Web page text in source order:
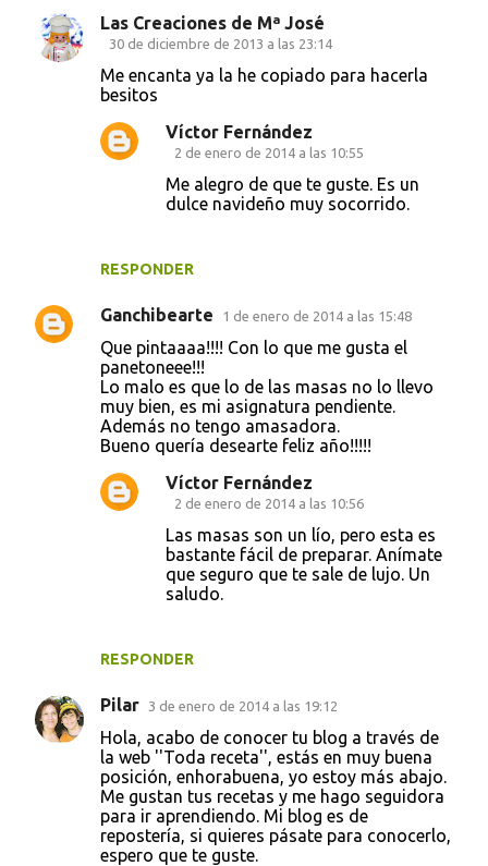
C
o
s
Las Creaciones de Mª José
30 de diciembre de 2013 a las 23:14
Me encanta ya la he copiado para hacerla
besitos
RESPONDER
Víctor Fernández
2 de enero de 2014 a las 10:55
Me alegro de que te guste. Es un
dulce navideño muy socorrido.
Ganchibearte 1 de enero de 2014 a las 15:48
Que pintaaaa!!!! Con lo que me gusta el
panetoneee!!!
Lo malo es que lo de las masas no lo llevo
muy bien, es mi asignatura pendiente.
Además no tengo amasadora.
Bueno quería desearte feliz año!!!!!
RESPONDER
Víctor Fernández
2 de enero de 2014 a las 10:56
Las masas son un lío, pero esta es
bastante fácil de preparar. Anímate
que seguro que te sale de lujo. Un
saludo.
Pilar 3 de enero de 2014 a las 19:12
Hola, acabo de conocer tu blog a través de
la web ''Toda receta'', estás en muy buena
posición, enhorabuena, yo estoy más abajo.
Me gustan tus recetas y me hago seguidora
para ir aprendiendo. Mi blog es de
repostería, si quieres pásate para conocerlo,
espero que te guste.